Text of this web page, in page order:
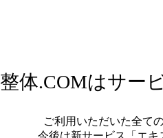
整体.COMはサー
ご利用いただいた全て
今後は新サービス「エ